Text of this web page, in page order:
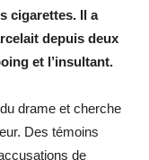
cigarettes. Il a
depuis deux
et l’insultant.
drame et cherche
Des témoins
de